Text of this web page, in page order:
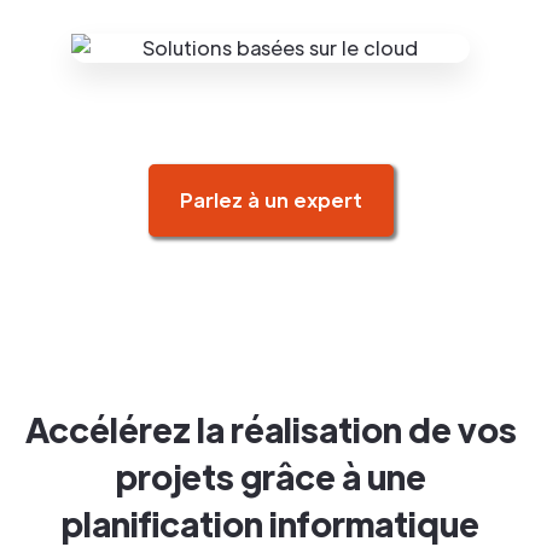
Parlez à un expert
Accélérez la réalisation de vos
projets grâce à une
planification informatique